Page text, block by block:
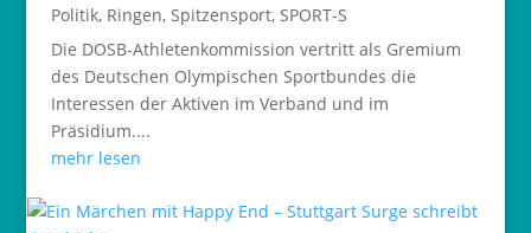
Politik, Ringen, Spitzensport, SPORT-S
Die DOSB-Athletenkommission vertritt als Gremium
des Deutschen Olympischen Sportbundes die
Interessen der Aktiven im Verband und im
Präsidium....
mehr lesen